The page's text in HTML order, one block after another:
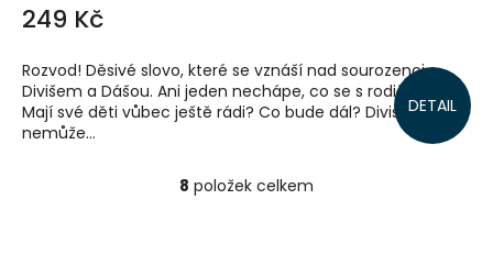
249 Kč
DETAIL
Rozvod! Děsivé slovo, které se vznáší nad sourozenci
Divišem a Dášou. Ani jeden nechápe, co se s rodiči děje.
Mají své děti vůbec ještě rádi? Co bude dál? Diviš už
nemůže...
O
8 položek celkem